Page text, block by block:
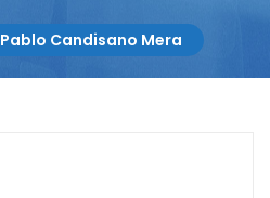
Pablo Candisano Mera